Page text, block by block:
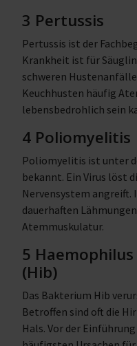
3 Pertussis
Pertussis ist der
Krankheit ist für
schweren
Keuchhusten häufig
lebensbedrohlich sein
4 Poliomyelitis
Poliomyelitis ist unter
bekannt. Ein Virus löst
Nervensystem angreift.
dauerhaften
Atemmuskulatur.
5
(Hib)
Das Bakterium Hib
Betroffen sind oft die
Hals. Vor der